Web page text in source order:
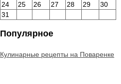
24
25 26 27 28 29
30
31
Популярное
Кулинарные рецепты на Поваренке